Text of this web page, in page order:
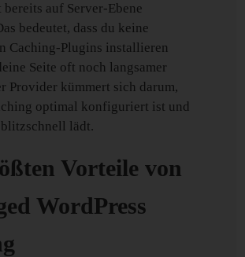
auf Server-Ebene
bedeutet, dass du keine
Caching-Plugins installieren
Seite oft noch langsamer
Provider kümmert sich darum,
optimal konfiguriert ist und
lädt.
Vorteile von
WordPress